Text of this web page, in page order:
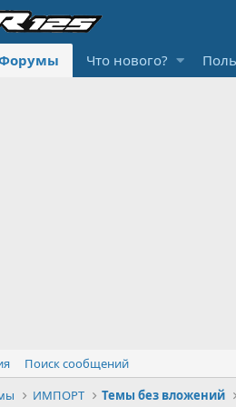
Что нового?
Поиск сообщений
ИМПОРТ Темы без вложений